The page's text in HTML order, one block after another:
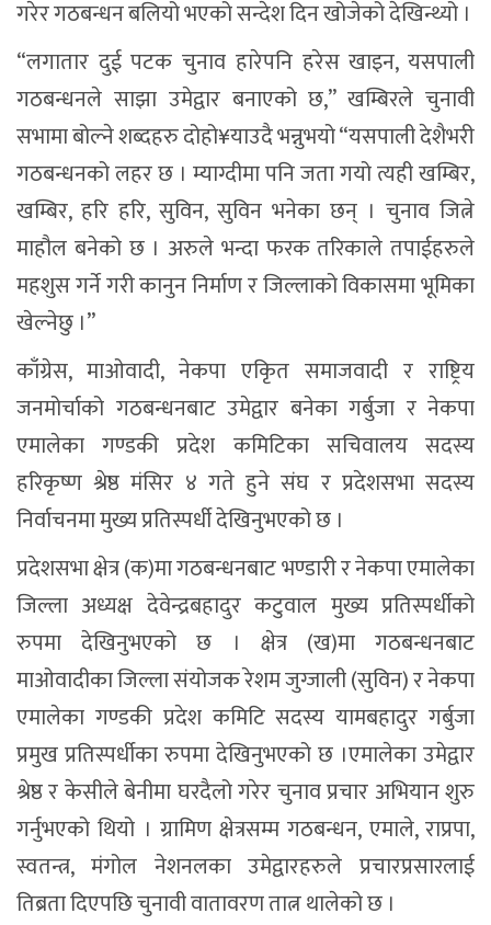
गरेर गठबन्धन बलियो भएको सन्देश दिन खोजेको देखिन्थ्यो ।
“लगातार दुई पटक चुनाव हारेपनि हरेस खाइन, यसपाली
गठबन्धनले साझा उमेद्वार बनाएको छ,” खम्बिरले चुनावी
सभामा बोल्ने शब्दहरु दोहो¥याउदै भन्नुभयो “यसपाली देशैभरी
गठबन्धनको लहर छ । म्याग्दीमा पनि जता गयो त्यही खम्बिर,
खम्बिर, हरि हरि, सुविन, सुविन भनेका छन् । चुनाव जित्ने
माहौल बनेको छ । अरुले भन्दा फरक तरिकाले तपाईहरुले
महशुस गर्ने गरी कानुन निर्माण र जिल्लाको विकासमा भूमिका
खेल्नेछु ।”
काँग्रेस, माओवादी, नेकपा एकिृत समाजवादी र राष्ट्रिय
जनमोर्चाको गठबन्धनबाट उमेद्वार बनेका गर्बुजा र नेकपा
एमालेका गण्डकी प्रदेश कमिटिका सचिवालय सदस्य
हरिकृष्ण श्रेष्ठ मंसिर ४ गते हुने संघ र प्रदेशसभा सदस्य
निर्वाचनमा मुख्य प्रतिस्पर्धी देखिनुभएको छ ।
प्रदेशसभा क्षेत्र (क)मा गठबन्धनबाट भण्डारी र नेकपा एमालेका
जिल्ला अध्यक्ष देवेन्द्रबहादुर कटुवाल मुख्य प्रतिस्पर्धीको
रुपमा देखिनुभएको छ । क्षेत्र (ख)मा गठबन्धनबाट
माओवादीका जिल्ला संयोजक रेशम जुग्जाली (सुविन) र नेकपा
एमालेका गण्डकी प्रदेश कमिटि सदस्य यामबहादुर गर्बुजा
प्रमुख प्रतिस्पर्धीका रुपमा देखिनुभएको छ ।एमालेका उमेद्वार
श्रेष्ठ र केसीले बेनीमा घरदैलो गरेर चुनाव प्रचार अभियान शुरु
गर्नुभएको थियो । ग्रामिण क्षेत्रसम्म गठबन्धन, एमाले, राप्रपा,
स्वतन्त्र, मंगोल नेशनलका उमेद्वारहरुले प्रचारप्रसारलाई
तिब्रता दिएपछि चुनावी वातावरण तात्न थालेको छ ।